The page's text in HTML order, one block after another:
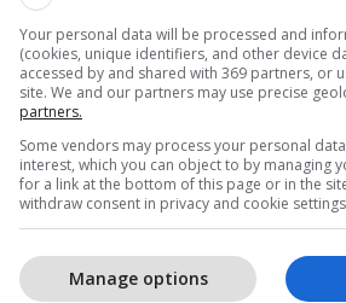
luajti një njeri të akuzuar
kundër dënimit me vdekje.
filma ku, pavarësisht se ishte në
historik: Attenborough luan
bursën për një shkollë publike.
një fabul e progresit social.
teBoys in Brown(1949), për
edhe ky film ka vlerë
Your personal data will be processed and
(cookies, unique identifiers, and other device
accessed by and shared with 369 partners, or
site. We and our partners may use precise
partners.
Some vendors may process your personal
interest, which you can object to by managing
for a link at the bottom of this page or in the
withdraw consent in privacy and cookie
Manage options